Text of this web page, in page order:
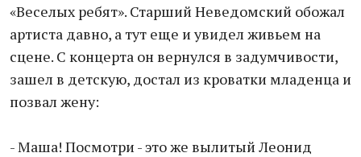
«Веселых ребят». Старший Неведомский обожал
артиста давно, а тут еще и увидел живьем на
сцене. С концерта он вернулся в задумчивости,
зашел в детскую, достал из кроватки младенца и
позвал жену:
- Маша! Посмотри - это же вылитый Леонид